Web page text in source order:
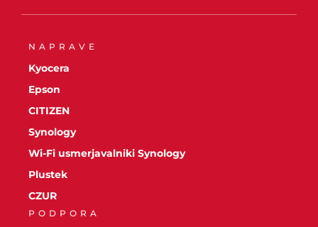
NAPRAVE
Kyocera
Epson
CITIZEN
Synology
Wi-Fi usmerjavalniki Synology
Plustek
CZUR
PODPORA